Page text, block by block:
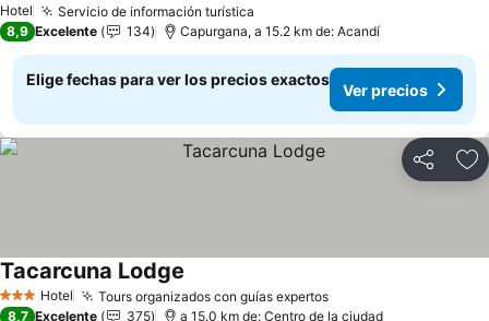
Hotel Servicio de información turística
8,9 Excelente 134 Capurgana, a 15.2 km de: Acandí
Elige fechas para ver los precios exactos
Ver precios
Compartir
3 Estrellas
Hotel Tours organizados con guías expertosVer precios
Tacarcuna Lodge
8,7 Excelente 375 a 15.0 km de: Centro de la ciudad